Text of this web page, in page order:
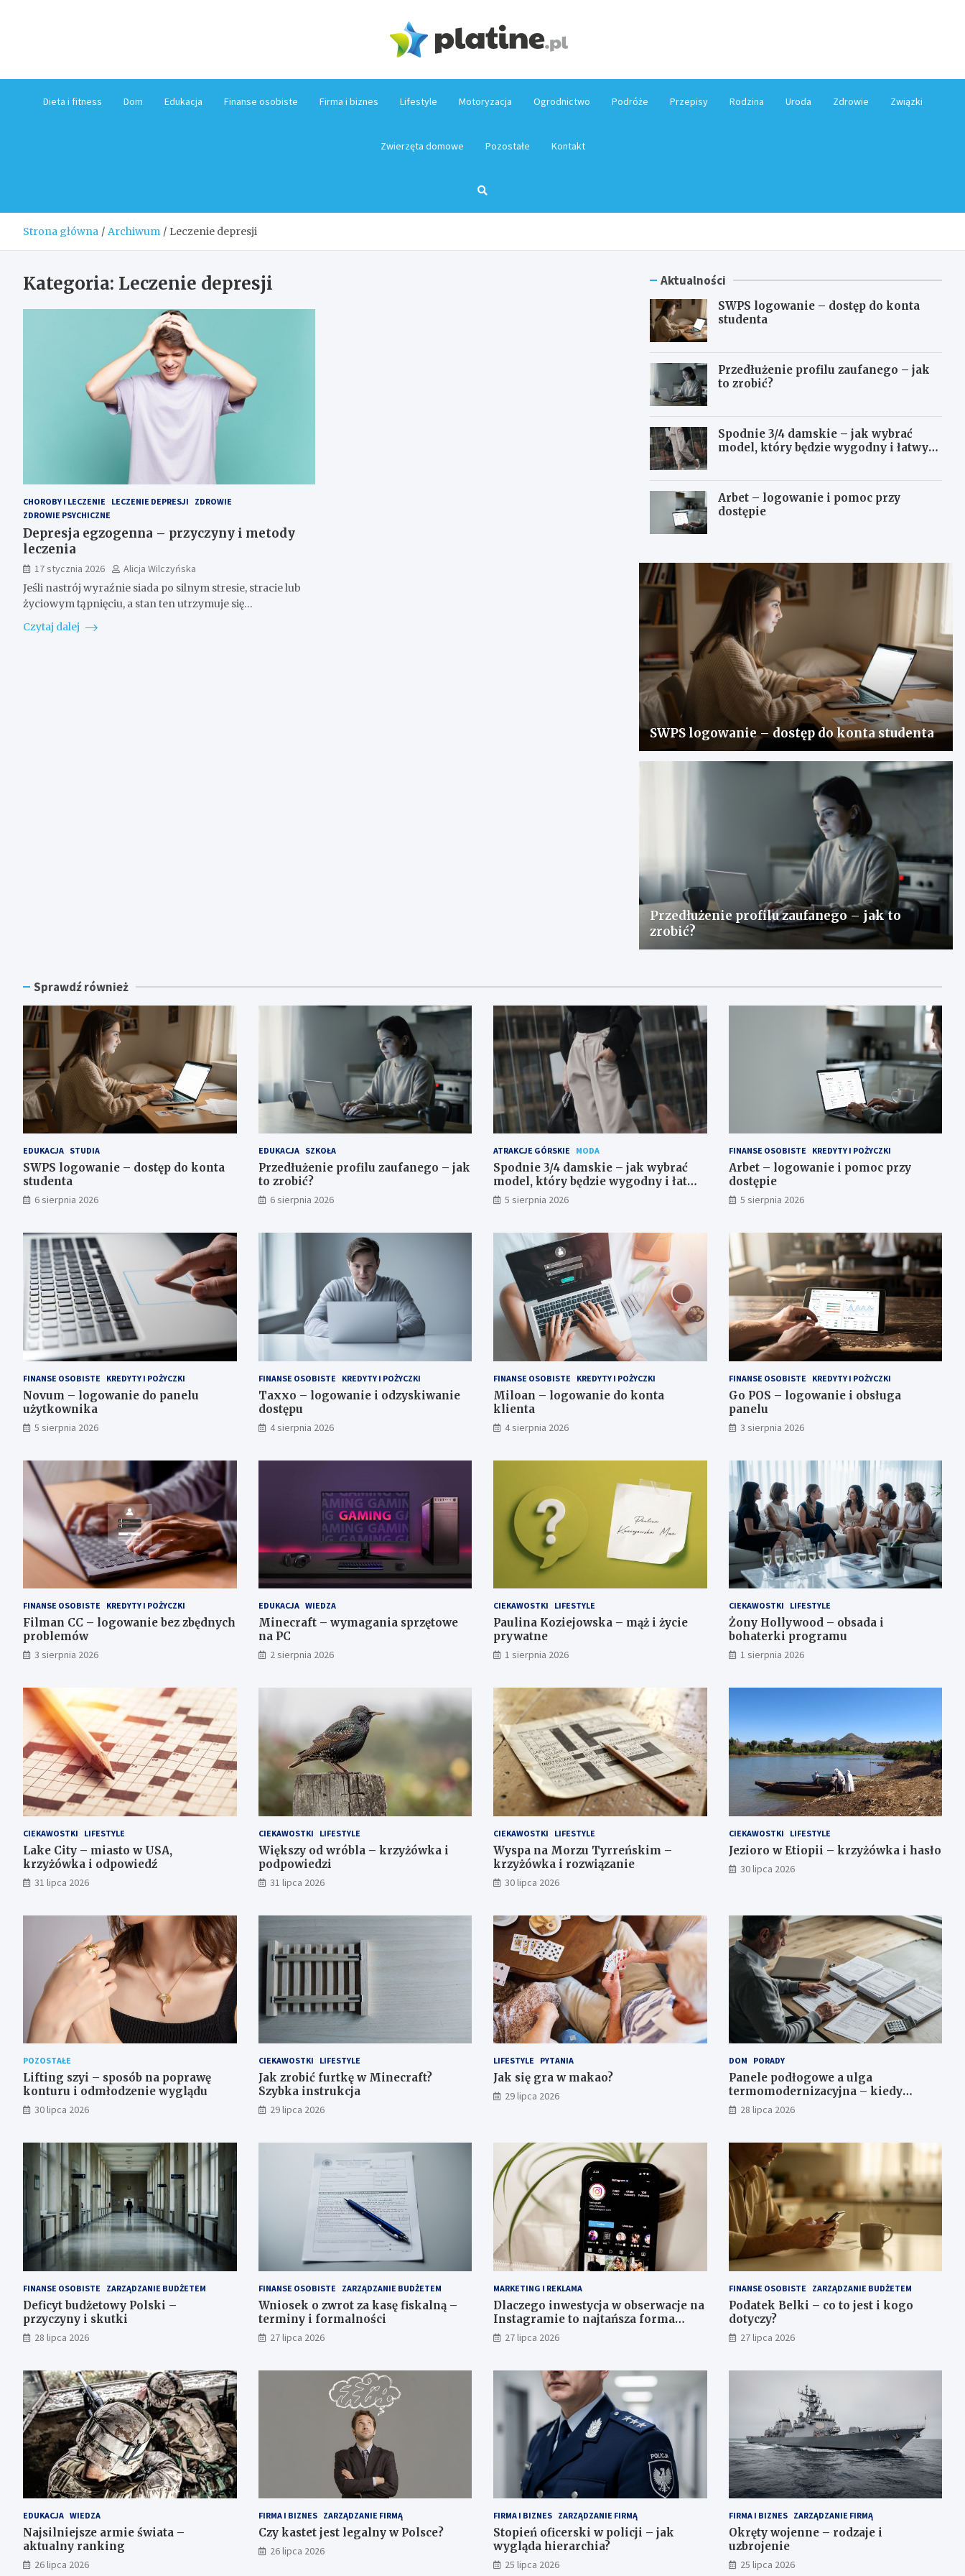
Dieta i fitness Dom Edukacja Finanse osobiste Firma i biznes Lifestyle Motoryzacja Ogrodnictwo Podróże Przepisy Rodzina Uroda Zdrowie Związki
Zwierzęta domowe Pozostałe Kontakt
Strona główna Archiwum Leczenie depresji
Kategoria: Leczenie depresji
CHOROBY I LECZENIE LECZENIE DEPRESJI
ZDROWIE
ZDROWIE PSYCHICZNE
Depresja egzogenna – przyczyny i metody
leczenia
17 stycznia 2026
Alicja Wilczyńska
Jeśli nastrój wyraźnie siada po silnym stresie, stracie lub
życiowym tąpnięciu, a stan ten utrzymuje się…
Czytaj dalej
Aktualności
SWPS logowanie – dostęp do konta
studenta
Przedłużenie profilu zaufanego – jak
to zrobić?
Spodnie 3/4 damskie – jak wybrać
model, który będzie wygodny i łatwy
Arbet – logowanie i pomoc przy
dostępie
SWPS logowanie – dostęp do konta studenta
Przedłużenie profilu zaufanego – jak to
zrobić?
Sprawdź również
EDUKACJA STUDIA
SWPS logowanie – dostęp do konta
studenta
6 sierpnia 2026
EDUKACJA SZKOŁA
Przedłużenie profilu zaufanego – jak
to zrobić?
6 sierpnia 2026
ATRAKCJE GÓRSKIE MODA
Spodnie 3/4 damskie – jak wybrać
model, który będzie wygodny i łatwy
do stylizowania?
5 sierpnia 2026
FINANSE OSOBISTE KREDYTY I POŻYCZKI
Arbet – logowanie i pomoc przy
dostępie
5 sierpnia 2026
FINANSE OSOBISTE KREDYTY I POŻYCZKI
Novum – logowanie do panelu
użytkownika
5 sierpnia 2026
FINANSE OSOBISTE KREDYTY I POŻYCZKI
Taxxo – logowanie i odzyskiwanie
dostępu
4 sierpnia 2026
FINANSE OSOBISTE KREDYTY I POŻYCZKI
Miloan – logowanie do konta
klienta
4 sierpnia 2026
FINANSE OSOBISTE KREDYTY I POŻYCZKI
Go POS – logowanie i obsługa
panelu
3 sierpnia 2026
FINANSE OSOBISTE KREDYTY I POŻYCZKI
Filman CC – logowanie bez zbędnych
problemów
3 sierpnia 2026
EDUKACJA WIEDZA
Minecraft – wymagania sprzętowe
na PC
2 sierpnia 2026
CIEKAWOSTKI LIFESTYLE
Paulina Koziejowska – mąż i życie
prywatne
1 sierpnia 2026
CIEKAWOSTKI LIFESTYLE
Żony Hollywood – obsada i
bohaterki programu
1 sierpnia 2026
CIEKAWOSTKI LIFESTYLE
Lake City – miasto w USA,
krzyżówka i odpowiedź
31 lipca 2026
CIEKAWOSTKI LIFESTYLE
Większy od wróbla – krzyżówka i
podpowiedzi
31 lipca 2026
CIEKAWOSTKI LIFESTYLE
Wyspa na Morzu Tyrreńskim –
krzyżówka i rozwiązanie
30 lipca 2026
CIEKAWOSTKI LIFESTYLE
Jezioro w Etiopii – krzyżówka i hasło
30 lipca 2026
POZOSTAŁE
Lifting szyi – sposób na poprawę
konturu i odmłodzenie wyglądu
30 lipca 2026
CIEKAWOSTKI LIFESTYLE
Jak zrobić furtkę w Minecraft?
Szybka instrukcja
29 lipca 2026
LIFESTYLE PYTANIA
Jak się gra w makao?
29 lipca 2026
DOM PORADY
Panele podłogowe a ulga
termomodernizacyjna – kiedy
można odliczyć?
28 lipca 2026
FINANSE OSOBISTE ZARZĄDZANIE BUDŻETEM
Deficyt budżetowy Polski –
przyczyny i skutki
28 lipca 2026
FINANSE OSOBISTE ZARZĄDZANIE BUDŻETEM
Wniosek o zwrot za kasę fiskalną –
terminy i formalności
27 lipca 2026
MARKETING I REKLAMA
Dlaczego inwestycja w obserwacje na
Instagramie to najtańsza forma
marketingu?
27 lipca 2026
FINANSE OSOBISTE ZARZĄDZANIE BUDŻETEM
Podatek Belki – co to jest i kogo
dotyczy?
27 lipca 2026
EDUKACJA WIEDZA
Najsilniejsze armie świata –
aktualny ranking
26 lipca 2026
FIRMA I BIZNES ZARZĄDZANIE FIRMĄ
Czy kastet jest legalny w Polsce?
26 lipca 2026
FIRMA I BIZNES ZARZĄDZANIE FIRMĄ
Stopień oficerski w policji – jak
wygląda hierarchia?
25 lipca 2026
FIRMA I BIZNES ZARZĄDZANIE FIRMĄ
Okręty wojenne – rodzaje i
uzbrojenie
25 lipca 2026